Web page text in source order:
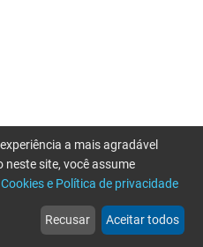
web
Notícias
more_horiz
Mais
a mais agradável
neste site, você assume
e Política de privacidade
Recusar Aceitar todos
tente novamente